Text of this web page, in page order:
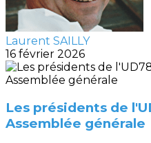
Laurent SAILLY
16 février 2026
Les présidents de
Assemblée générale